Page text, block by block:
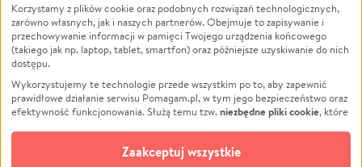
Zwierzęta
Pożar
Ukraina
Pomoc Finansowa
Projekty
Pogrzeb
Społeczność lokalna
Powódź
Wichura
NGO
Edukacja
Podróż
Impreza
Ochrona środowiska
Korzystamy z plików cookie oraz podobnych rozwiązań technologicznych,
zarówno własnych, jak i naszych partnerów. Obejmuje to zapisywanie i
przechowywanie informacji w pamięci Twojego urządzenia końcowego
(takiego jak np. laptop, tablet, smartfon) oraz późniejsze uzyskiwanie do nich
dostępu.
Wykorzystujemy te technologie przede wszystkim po to, aby zapewnić
prawidłowe działanie serwisu Pomagam.pl, w tym jego bezpieczeństwo oraz
efektywność funkcjonowania. Służą temu tzw.niezbędne pliki cookie, które
opcjonalnych plików cookie
technologii do celów analitycznych i retargetingowych. Możesz wyrazić
Zaakceptuj wszystkie